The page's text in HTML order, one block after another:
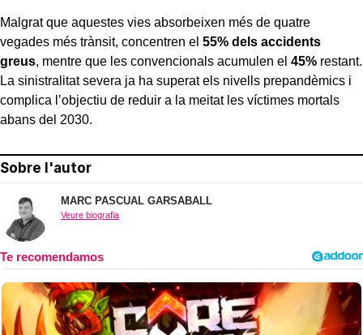
Malgrat que aquestes vies absorbeixen més de quatre
vegades més trànsit, concentren el 55% dels accidents
greus, mentre que les convencionals acumulen el 45% restant.
La sinistralitat severa ja ha superat els nivells prepandèmics i
complica l’objectiu de reduir a la meitat les víctimes mortals
abans del 2030.
Sobre l'autor
MARC PASCUAL GARSABALL
Veure biografia